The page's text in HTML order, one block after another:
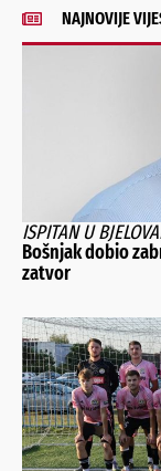
NAJNOVIJE
ISPITAN U
Bošnjak dobio
zatvor